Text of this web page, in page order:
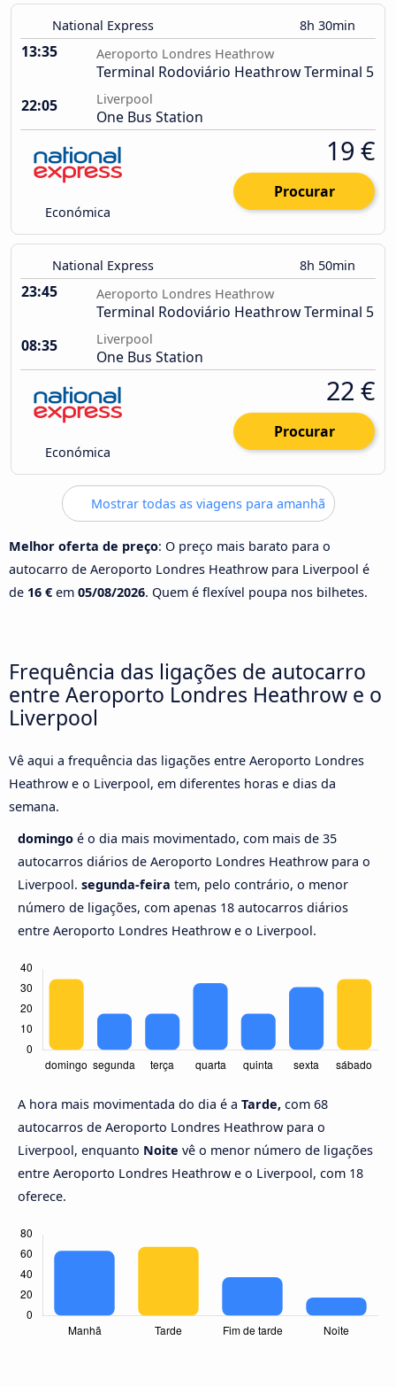
National Express 8h 30min
13:35 Aeroporto Londres Heathrow
Terminal Rodoviário Heathrow Terminal 5
22:05
Liverpool
One Bus Station
Económica
19 €
Procurar
National Express 8h 50min
23:45 Aeroporto Londres Heathrow
Terminal Rodoviário Heathrow Terminal 5
08:35
Liverpool
One Bus Station
Económica
22 €
Procurar
Mostrar todas as viagens para amanhã
Melhor oferta de preço: O preço mais barato para o
autocarro de Aeroporto Londres Heathrow para Liverpool é
de 16 € em 05/08/2026. Quem é flexível poupa nos bilhetes.
Frequência das ligações de autocarro
entre Aeroporto Londres Heathrow e o
Liverpool
Vê aqui a frequência das ligações entre Aeroporto Londres
Heathrow e o Liverpool, em diferentes horas e dias da
semana.
domingo é o dia mais movimentado, com mais de 35
autocarros diários de Aeroporto Londres Heathrow para o
Liverpool. segunda-feira tem, pelo contrário, o menor
número de ligações, com apenas 18 autocarros diários
entre Aeroporto Londres Heathrow e o Liverpool.
A hora mais movimentada do dia é a Tarde, com 68
autocarros de Aeroporto Londres Heathrow para o
Liverpool, enquanto Noite vê o menor número de ligações
entre Aeroporto Londres Heathrow e o Liverpool, com 18
oferece.